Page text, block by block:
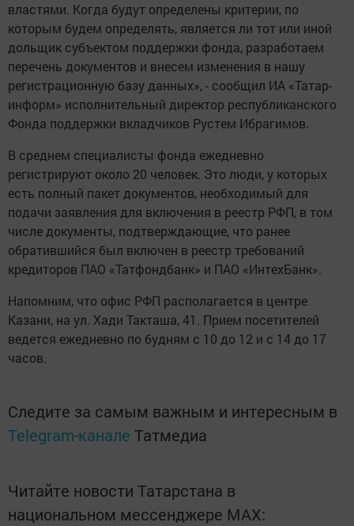
властями. Когда будут определены критерии, по
которым будем определять, является ли тот или иной
дольщик субъектом поддержки фонда, разработаем
перечень документов и внесем изменения в нашу
регистрационную базу данных», - сообщил ИА «Татар-
информ» исполнительный директор республиканского
Фонда поддержки вкладчиков Рустем Ибрагимов.
В среднем специалисты фонда ежедневно
регистрируют около 20 человек. Это люди, у которых
есть полный пакет документов, необходимый для
подачи заявления для включения в реестр РФП, в том
числе документы, подтверждающие, что ранее
обратившийся был включен в реестр требований
кредиторов ПАО «Татфондбанк» и ПАО «ИнтехБанк».
Напомним, что офис РФП располагается в центре
Казани, на ул. Хади Такташа, 41. Прием посетителей
ведется ежедневно по будням с 10 до 12 и с 14 до 17
часов.
Следите за самым важным и интересным в
Telegram-канале Татмедиа
Читайте новости Татарстана в
национальном мессенджере MАХ: